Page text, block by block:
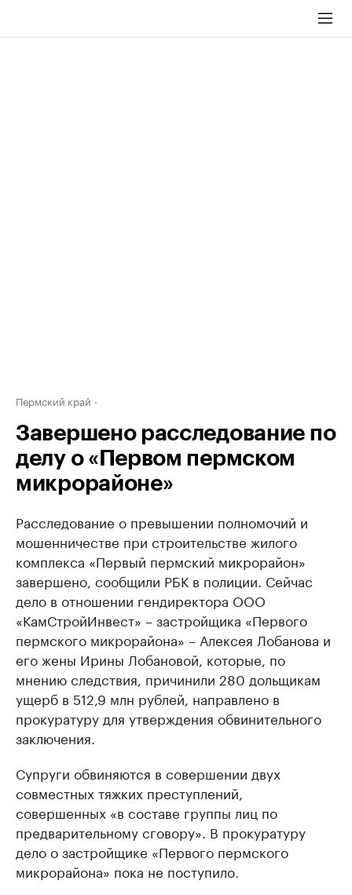
Пермский край
Завершено расследование по
делу о «Первом пермском
микрорайоне»
Расследование о превышении полномочий и
мошенничестве при строительстве жилого
комплекса «Первый пермский микрорайон»
завершено, сообщили РБК в полиции. Сейчас
дело в отношении гендиректора ООО
«КамСтройИнвест» – застройщика «Первого
пермского микрорайона» – Алексея Лобанова и
его жены Ирины Лобановой, которые, по
мнению следствия, причинили 280 дольщикам
ущерб в 512,9 млн рублей, направлено в
прокуратуру для утверждения обвинительного
заключения.
Супруги обвиняются в совершении двух
совместных тяжких преступлений,
совершенных «в составе группы лиц по
предварительному сговору». В прокуратуру
дело о застройщике «Первого пермского
микрорайона» пока не поступило.